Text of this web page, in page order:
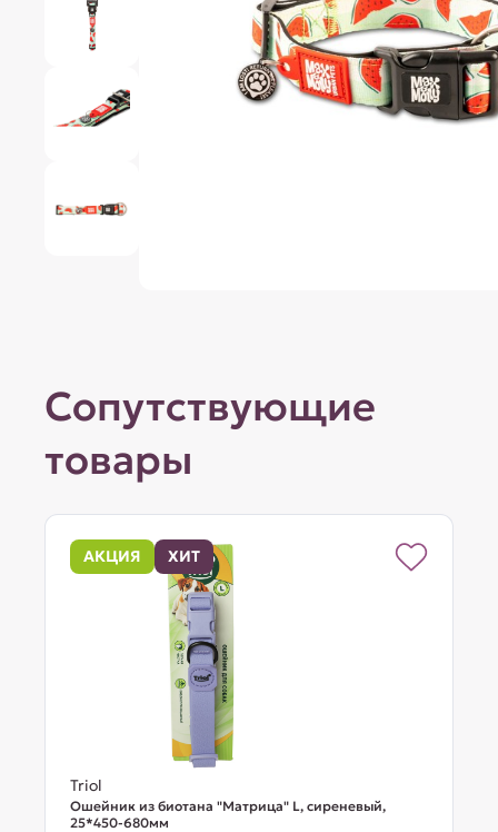
Сопутствующие
товары
АКЦИЯ ХИТ
Triol
Ошейник из биотана "Матрица" L, сиреневый,
25*450-680мм